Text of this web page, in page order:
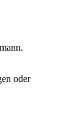
oder